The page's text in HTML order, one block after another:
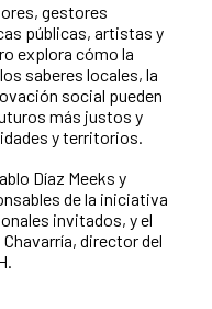
gestores
públicas, artistas y
explora cómo la
saberes locales, la
social pueden
más justos y
y territorios.
Díaz Meeks y
de la iniciativa
invitados, y el
director del